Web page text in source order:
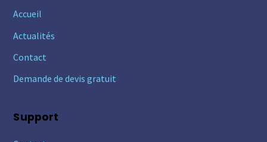
Accueil
Actualités
Contact
Demande de devis gratuit
Support